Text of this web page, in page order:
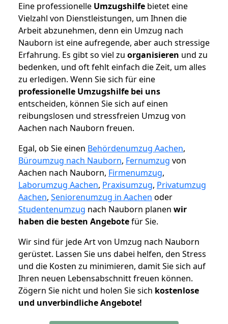
Eine professionelle Umzugshilfe bietet eine
Vielzahl von Dienstleistungen, um Ihnen die
Arbeit abzunehmen, denn ein Umzug nach
Nauborn ist eine aufregende, aber auch stressige
Erfahrung. Es gibt so viel zu organisieren und zu
bedenken, und oft fehlt einfach die Zeit, um alles
zu erledigen. Wenn Sie sich für eine
professionelle Umzugshilfe bei uns
entscheiden, können Sie sich auf einen
reibungslosen und stressfreien Umzug von
Aachen nach Nauborn freuen.
Egal, ob Sie einen Behördenumzug Aachen,
Büroumzug nach Nauborn, Fernumzug von
Aachen nach Nauborn, Firmenumzug,
Laborumzug Aachen, Praxisumzug, Privatumzug
Aachen, Seniorenumzug in Aachen oder
Studentenumzug nach Nauborn planen wir
haben die besten Angebotefür Sie.
Wir sind für jede Art von Umzug nach Nauborn
gerüstet. Lassen Sie uns dabei helfen, den Stress
und die Kosten zu minimieren, damit Sie sich auf
Ihren neuen Lebensabschnitt freuen können.
Zögern Sie nicht und holen Sie sich kostenlose
und unverbindliche Angebote!